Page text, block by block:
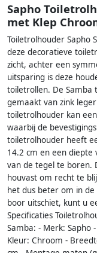
Sapho
met Klep
Toiletrolhouder Sapho
deze decoratieve
zicht, achter een
uitsparing is deze
toiletrollen. De Samba
gemaakt van zink
toiletrolhouder kan
waarbij de
toiletrolhouder heeft
14.2 cm en een diepte
van de tegel te boren.
houvast om recht te
het dus beter om in
boor uitschiet, kunt u
Specificaties
Samba: - Merk: Sapho
Kleur: Chroom -